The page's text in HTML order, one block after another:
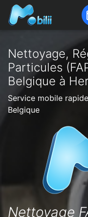
Nettoyage,
Particules
Belgique à
Service mobile
Belgique
Nettoyage